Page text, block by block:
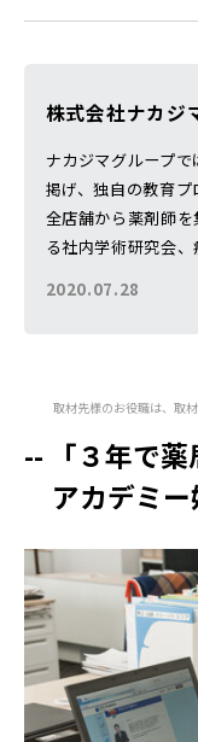
株式会社ナカジ
ナカジマグループ
掲げ、独自の教育プ
全店舗から薬剤師
る社内学術研究会、
2020.07.28
取材先様のお役職は、取
「３年で
アカデミー